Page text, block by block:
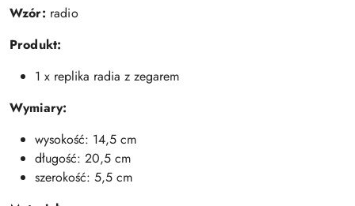
Wzór: radio
Produkt:
1 x replika radia z zegarem
Wymiary:
wysokość: 14,5 cm
długość: 20,5 cm
szerokość: 5,5 cm